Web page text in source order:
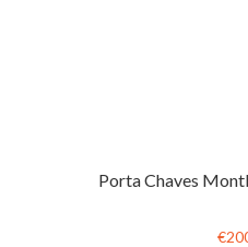
Porta Chaves